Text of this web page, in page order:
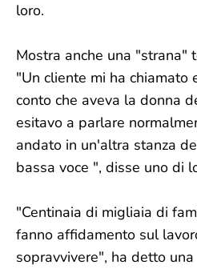
loro.
Mostra anche una "strana"
"Un cliente mi ha chiamato
conto che aveva la donna
esitavo a parlare
andato in un'altra stanza
bassa voce ", disse uno di
"Centinaia di migliaia di
fanno affidamento sul
sopravvivere", ha detto